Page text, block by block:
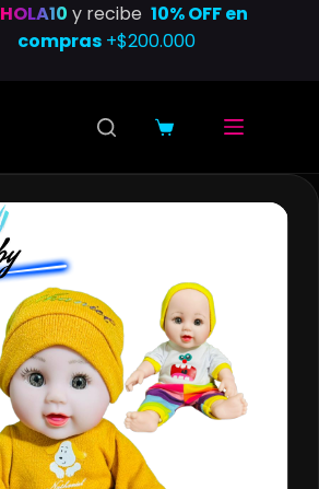
HOLA10 y recibe10% OFF en
compras+$200.000
Carro